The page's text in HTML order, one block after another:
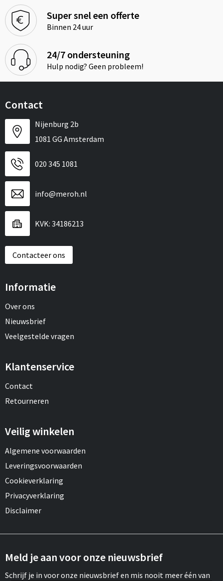
Super snel een offerte
Binnen 24 uur
24/7 ondersteuning
Hulp nodig? Geen probleem!
Contact
Nijenburg 2b
1081 GG Amsterdam
020 345 1081
info@meroh.nl
KVK: 34186213
Contacteer ons
Informatie
Over ons
Nieuwsbrief
Veelgestelde vragen
Klantenservice
Contact
Retourneren
Veilig winkelen
Algemene voorwaarden
Leveringsvoorwaarden
Cookieverklaring
Privacyverklaring
Disclaimer
Meld je aan voor onze nieuwsbrief
Schrijf je in voor onze nieuwsbrief en mis nooit meer één van